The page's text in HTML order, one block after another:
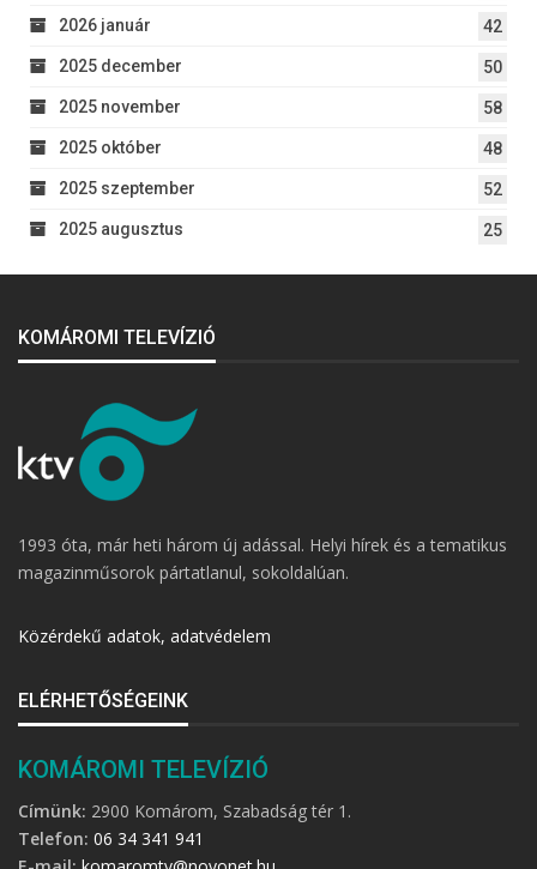
2026 január 42
2025 december 50
2025 november 58
2025 október 48
2025 szeptember 52
2025 augusztus 25
KOMÁROMI TELEVÍZIÓ
1993 óta, már heti három új adással. Helyi hírek és a tematikus
magazinműsorok pártatlanul, sokoldalúan.
Közérdekű adatok, adatvédelem
ELÉRHETŐSÉGEINK
KOMÁROMI TELEVÍZIÓ
Címünk: 2900 Komárom, Szabadság tér 1.
Telefon: 06 34 341 941